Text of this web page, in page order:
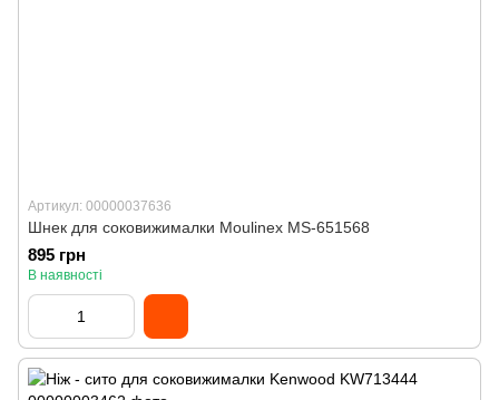
Артикул: 00000037636
Шнек для соковижималки Moulinex MS-651568
895 грн
В наявності